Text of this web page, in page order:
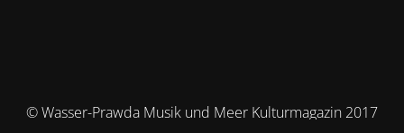
© Wasser-Prawda Musik und Meer Kulturmagazin 2017